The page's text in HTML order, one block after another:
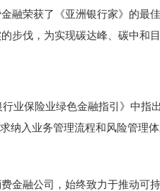
融荣获了《亚洲银行家》的最
步伐，为实现碳达峰、碳中和目
业保险业绿色金融指引》中指
纳入业务管理流程和风险管理
金融公司，始终致力于推动可